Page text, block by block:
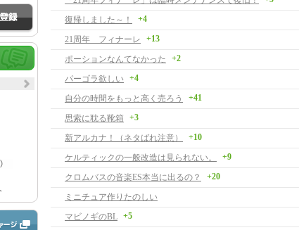
復帰しました～！
+4
21周年 フィナーレ
+13
ポーションなんてなかった
+2
パーゴラ欲しい +4
自分の時間をもっと高く売ろう
+41
思索に耽る靴箱
+3
新アルカナ！（ネタばれ注意）
+10
ケルティックの一般改造は見られない。
+9
クロムバスの音楽ES本当に出るの？
+20
ミニチュア作りたのしい
マビノギのBL +5